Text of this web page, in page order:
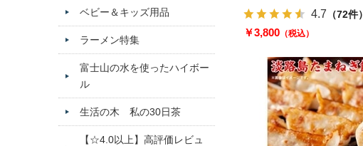
4.7 （72件）
￥3,800 （税込）
ベビー＆キッズ用品
ラーメン特集
富士山の水を使ったハイボー
ル
生活の木 私の30日茶
【☆4.0以上】高評価レビュ